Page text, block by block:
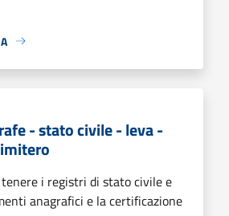
- stato civile - leva -
i registri di stato civile e
anagrafici e la certificazione